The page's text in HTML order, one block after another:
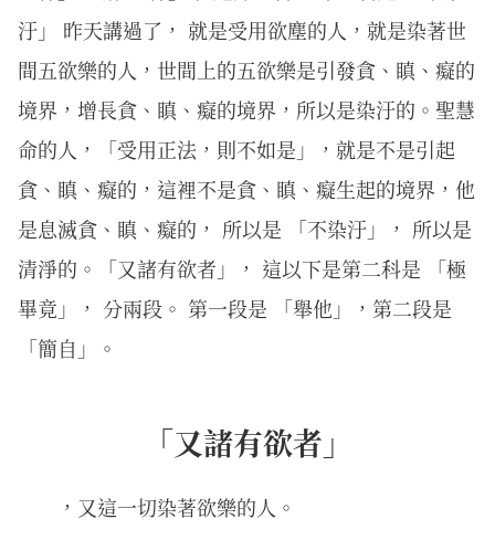
汙」 昨天講過了， 就是受用欲塵的人，就是染著世
間五欲樂的人，世間上的五欲樂是引發貪、瞋、癡的
境界，增長貪、瞋、癡的境界，所以是染汙的。聖慧
命的人，「受用正法，則不如是」，就是不是引起
貪、瞋、癡的，這裡不是貪、瞋、癡生起的境界，他
是息滅貪、瞋、癡的， 所以是 「不染汙」， 所以是
清淨的。「又諸有欲者」， 這以下是第二科是 「極
畢竟」， 分兩段。 第一段是 「舉他」，第二段是
「簡自」。
「又諸有欲者」
，又這一切染著欲樂的人。